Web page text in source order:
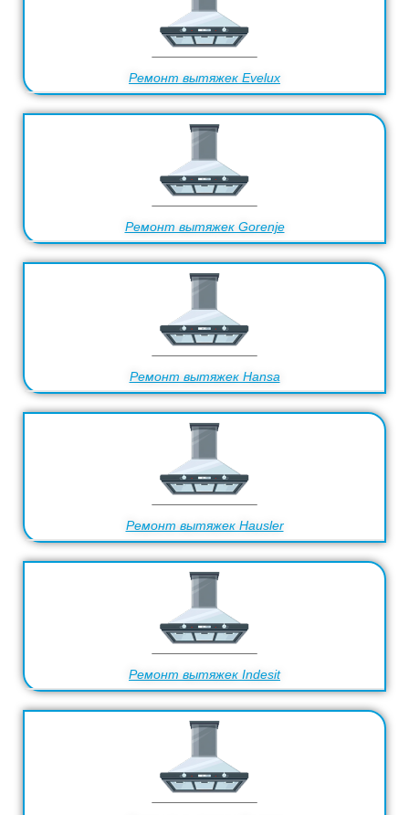
Ремонт вытяжек Evelux
Ремонт вытяжек Gorenje
Ремонт вытяжек Hansa
Ремонт вытяжек Hausler
Ремонт вытяжек Indesit